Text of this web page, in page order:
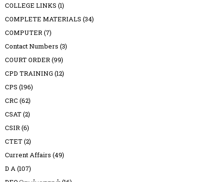
COLLEGE LINKS (1)
COMPLETE MATERIALS (34)
COMPUTER(7)
Contact Numbers (3)
COURT ORDER(99)
CPD TRAINING (12)
CPS (196)
CRC (62)
CSAT(2)
CSIR(6)
CTET(2)
Current Affairs (49)
D A(107)